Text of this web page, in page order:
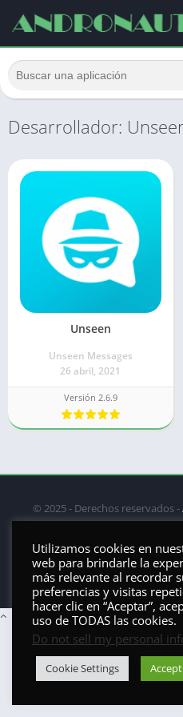
Desarrollador:
Unseen
Unseen Messages
26 abril, 2021
Versión 2.6.9
© 2025 - Derechos reservados -
privacidad/Política de Cookies/
Utilizamos cookies en
web para brindarle la
más relevante al recordar
preferencias y visitas
hacer clic en “Aceptar”,
uso de TODAS las cookies.
Do not sell my personal
Cookie Settings Accept